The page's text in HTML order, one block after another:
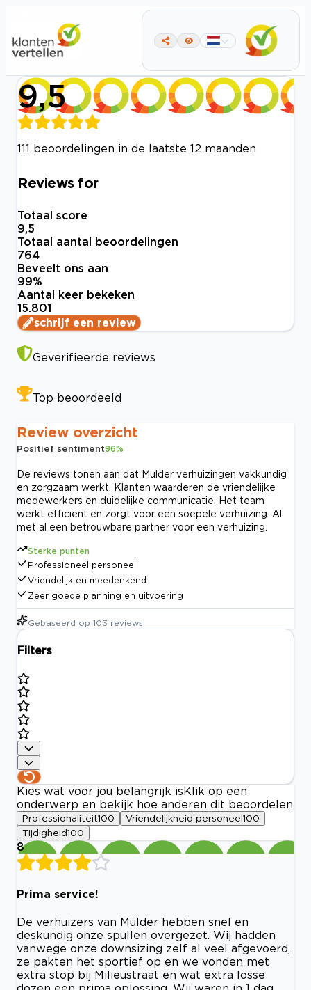
9,5
111 beoordelingen in de laatste 12 maanden
Reviews for
Totaal score
9,5
Totaal aantal beoordelingen
764
Beveelt ons aan
99%
Aantal keer bekeken
15.801
schrijf een review
Geverifieerde reviews
Top beoordeeld
Review overzicht
Positief sentiment96%
De reviews tonen aan dat Mulder verhuizingen vakkundig
en zorgzaam werkt. Klanten waarderen de vriendelijke
medewerkers en duidelijke communicatie. Het team
werkt efficiënt en zorgt voor een soepele verhuizing. Al
met al een betrouwbare partner voor een verhuizing.
Sterke punten
Professioneel personeel
Vriendelijk en meedenkend
Zeer goede planning en uitvoering
Gebaseerd op 103 reviews
Filters
Kies wat voor jou belangrijk is Klik op een
onderwerp en bekijk hoe anderen dit beoordelen
Professionaliteit100 Vriendelijkheid personeel 100
Tijdigheid100
8
Prima service!
De verhuizers van Mulder hebben snel en
deskundig onze spullen overgezet. Wij hadden
vanwege onze downsizing zelf al veel afgevoerd,
ze pakten het sportief op en we vonden met
extra stop bij Milieustraat en wat extra losse